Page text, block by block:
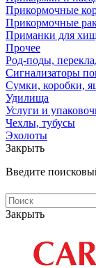
Прикормочные
Прикормочные
Приманки для
Прочее
Род-поды,
Сигнализаторы
Сумки, коробки,
Удилища
Услуги и
Чехлы, тубусы
Эхолоты
Закрыть
Введите
Закрыть